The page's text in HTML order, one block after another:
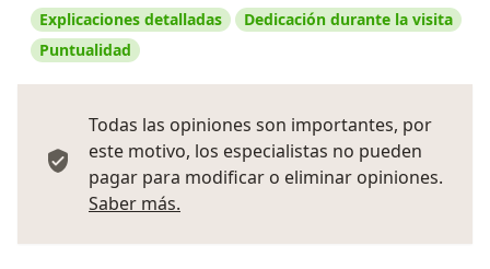
Explicaciones detalladas
Dedicación durante la visita
Puntualidad
Todas las opiniones son importantes, por
este motivo, los especialistas no pueden
pagar para modificar o eliminar opiniones.
Saber más.